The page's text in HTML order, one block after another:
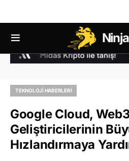
TEKNOLOJI HABERLERI
Google Cloud,
Geliştiricilerinin
Hızlandırmaya